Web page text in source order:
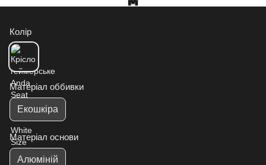
Колір
Матеріал оббивки
Екошкіра
Матеріал основи
Алюміній